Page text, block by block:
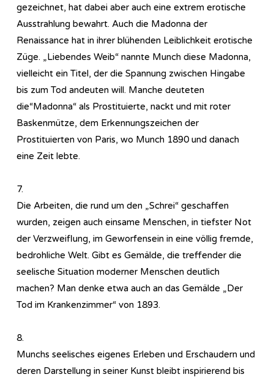
gezeichnet, hat dabei aber auch eine extrem erotische
Ausstrahlung bewahrt. Auch die Madonna der
Renaissance hat in ihrer blühenden Leiblichkeit erotische
Züge. „Liebendes Weib“ nannte Munch diese Madonna,
vielleicht ein Titel, der die Spannung zwischen Hingabe
bis zum Tod andeuten will. Manche deuteten
die“Madonna“ als Prostituierte, nackt und mit roter
Baskenmütze, dem Erkennungszeichen der
Prostituierten von Paris, wo Munch 1890 und danach
eine Zeit lebte.
7.
Die Arbeiten, die rund um den „Schrei“ geschaffen
wurden, zeigen auch einsame Menschen, in tiefster Not
der Verzweiflung, im Geworfensein in eine völlig fremde,
bedrohliche Welt. Gibt es Gemälde, die treffender die
seelische Situation moderner Menschen deutlich
machen? Man denke etwa auch an das Gemälde „Der
Tod im Krankenzimmer“ von 1893.
8.
Munchs seelisches eigenes Erleben und Erschaudern und
deren Darstellung in seiner Kunst bleibt inspirierend bis